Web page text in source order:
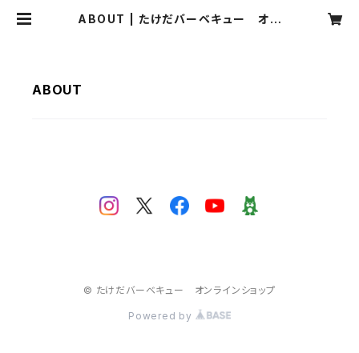
ABOUT | たけだバーベキュー オン
ABOUT
© たけだバーベキュー オンラインショップ
Powered by